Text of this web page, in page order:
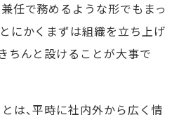
任で務めるような形でもまっ
にかくまずは組織を立ち上げ
ちんと設けることが大事で
は、平時に社内外から広く情